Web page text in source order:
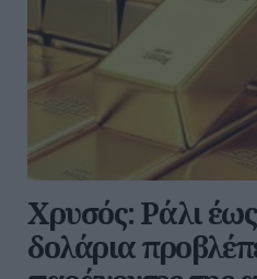
Χρυσός: Ράλι
δολάρια